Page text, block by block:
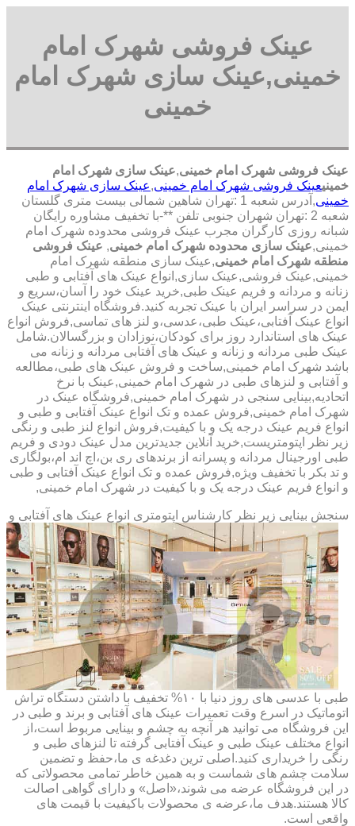
عینک فروشی شهرک امام
خمینی,عینک سازی شهرک امام
خمینی
عینک فروشی شهرک امام خمینی,عینک سازی شهرک امام
خمینیعینک فروشی شهرک امام خمینی,عینک سازی شهرک امام
خمینی
,آدرس شعبه 1 :تهران شاهین شمالی بیست متری گلستان
شعبه 2 :تهران شهران جنوبی تلفن **-با تخفیف مشاوره رایگان
شبانه روزی کارگران مجرب عینک فروشی محدوده شهرک امام
خمینی,عینک سازی محدوده شهرک امام خمینی, عینک فروشی
منطقه شهرک امام خمینی,عینک سازی منطقه شهرک امام
خمینی,عینک فروشی,عینک سازی,انواع عینک های آفتابی و طبی
زنانه و مردانه و فریم عینک طبی,خرید عینک خود را آسان،سریع و
ایمن در سراسر ایران با عینک تجربه کنید.فروشگاه اینترنتی عینک
انواع عینک آفتابی،عینک طبی،عدسی،و لنز های تماسی,فروش انواع
عینک های استاندارد روز برای کودکان،نوزادان و بزرگسالان.شامل
عینک طبی مردانه و زنانه و عینک های آفتابی مردانه و زنانه می
باشد شهرک امام خمینی,ساخت و فروش عینک های طبی،مطالعه
و آفتابی و لنزهای طبی در شهرک امام خمینی,عینک با نرخ
اتحادیه,بینایی سنجی در شهرک امام خمینی,فروشگاه عینک در
شهرک امام خمینی,فروش عمده و تک انواع عینک آفتابی و طبی و
انواع فریم عینک درجه یک و با کیفیت,فروش انواع لنز طبی و رنگی
زیر نظر اپتومتریست,خرید آنلاین جدیدترین مدل عینک دودی و فریم
طبی اورجینال مردانه و پسرانه از برندهای ری بن،اچ اند ام،بولگاری
و تد بکر با تخفیف ویژه,فروش عمده و تک انواع عینک آفتابی و طبی
و انواع فریم عینک درجه یک و با کیفیت در شهرک امام خمینی,
سنجش بینایی زیر نظر کارشناس اپتومتری انواع عینک های آفتابی و
طبی با عدسی های روز دنیا با ۱۰% تخفیف با داشتن دستگاه تراش
اتوماتیک در اسرع وقت تعمیرات عینک های آفتابی و برند و طبی در
این فروشگاه می توانید هر آنچه به چشم و بینایی مربوط است،از
انواع مختلف عینک طبی و عینک آفتابی گرفته تا لنزهای طبی و
رنگی را خریداری کنید.اصلی ترین دغدغه ی ما،حفظ و تضمین
سلامت چشم های شماست و به همین خاطر تمامی محصولاتی که
در این فروشگاه عرضه می شوند،«اصل» و دارای گواهی اصالت
کالا هستند.هدف ما،عرضه ی محصولات باکیفیت با قیمت های
واقعی است.